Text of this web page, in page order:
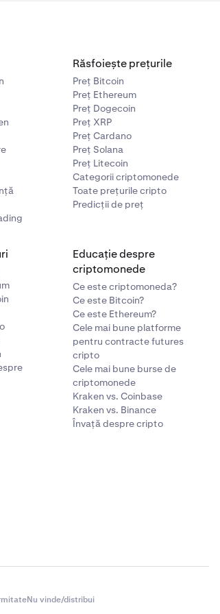
Răsfoiește prețurile
Preț Bitcoin
Preț Ethereum
Preț Dogecoin
Preț XRP
Preț Cardano
Preț Solana
Preț Litecoin
Categorii criptomonede
Toate prețurile cripto
Predicții de preț
Educație despre
criptomonede
Ce este criptomoneda?
Ce este Bitcoin?
Ce este Ethereum?
Cele mai bune platforme
pentru contracte futures
cripto
Cele mai bune burse de
criptomonede
Kraken vs. Coinbase
Kraken vs. Binance
Învață despre cripto
Nu vinde/distribui